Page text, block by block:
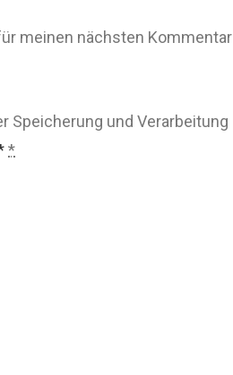
meinen nächsten Kommentar
Speicherung und Verarbeitung
*